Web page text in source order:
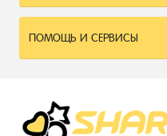
ПОМОЩЬ И СЕРВИСЫ